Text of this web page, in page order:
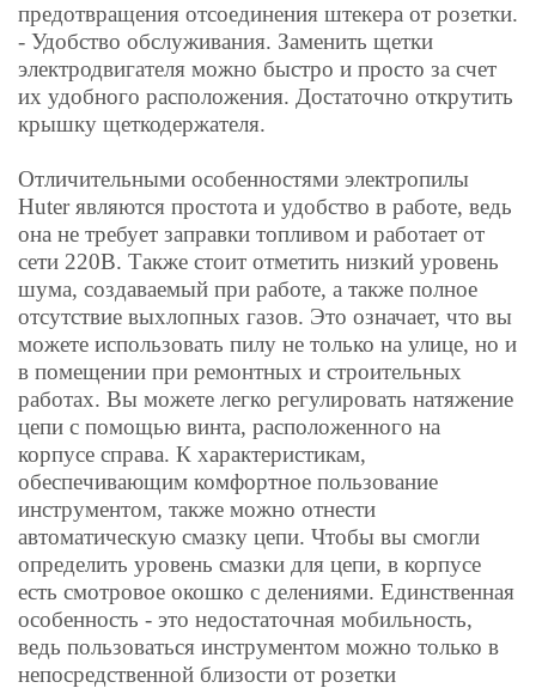
предотвращения отсоединения штекера от розетки.
- Удобство обслуживания. Заменить щетки
электродвигателя можно быстро и просто за счет
их удобного расположения. Достаточно открутить
крышку щеткодержателя.
Отличительными особенностями электропилы
Huter являются простота и удобство в работе, ведь
она не требует заправки топливом и работает от
сети 220В. Также стоит отметить низкий уровень
шума, создаваемый при работе, а также полное
отсутствие выхлопных газов. Это означает, что вы
можете использовать пилу не только на улице, но и
в помещении при ремонтных и строительных
работах. Вы можете легко регулировать натяжение
цепи с помощью винта, расположенного на
корпусе справа. К характеристикам,
обеспечивающим комфортное пользование
инструментом, также можно отнести
автоматическую смазку цепи. Чтобы вы смогли
определить уровень смазки для цепи, в корпусе
есть смотровое окошко с делениями. Единственная
особенность - это недостаточная мобильность,
ведь пользоваться инструментом можно только в
непосредственной близости от розетки